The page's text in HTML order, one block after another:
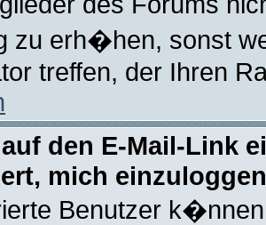
zu erh�hen, sonst
treffen, der Ihren
den E-Mail-Link
mich
Benutzer